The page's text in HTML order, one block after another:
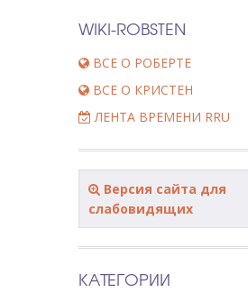
WIKI-ROBSTEN
ВСЕ О РОБЕРТЕ
ВСЕ О КРИСТЕН
ЛЕНТА ВРЕМЕНИ RRU
Версия сайта для
слабовидящих
КАТЕГОРИИ